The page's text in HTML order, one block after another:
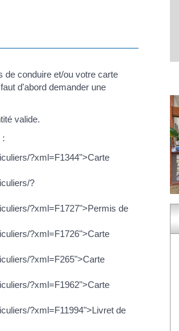
de conduire et/ou votre carte
d'abord demander une
valide.
:
?xml=F1344">Carte
?
?xml=F1727">Permis de
?xml=F1726">Carte
?xml=F265">Carte
?xml=F1962">Carte
?xml=F11994">Livret de